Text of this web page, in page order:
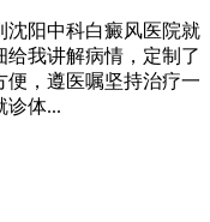
沈阳中科白癜风医院就
我讲解病情，定制了
，遵医嘱坚持治疗一
诊体...